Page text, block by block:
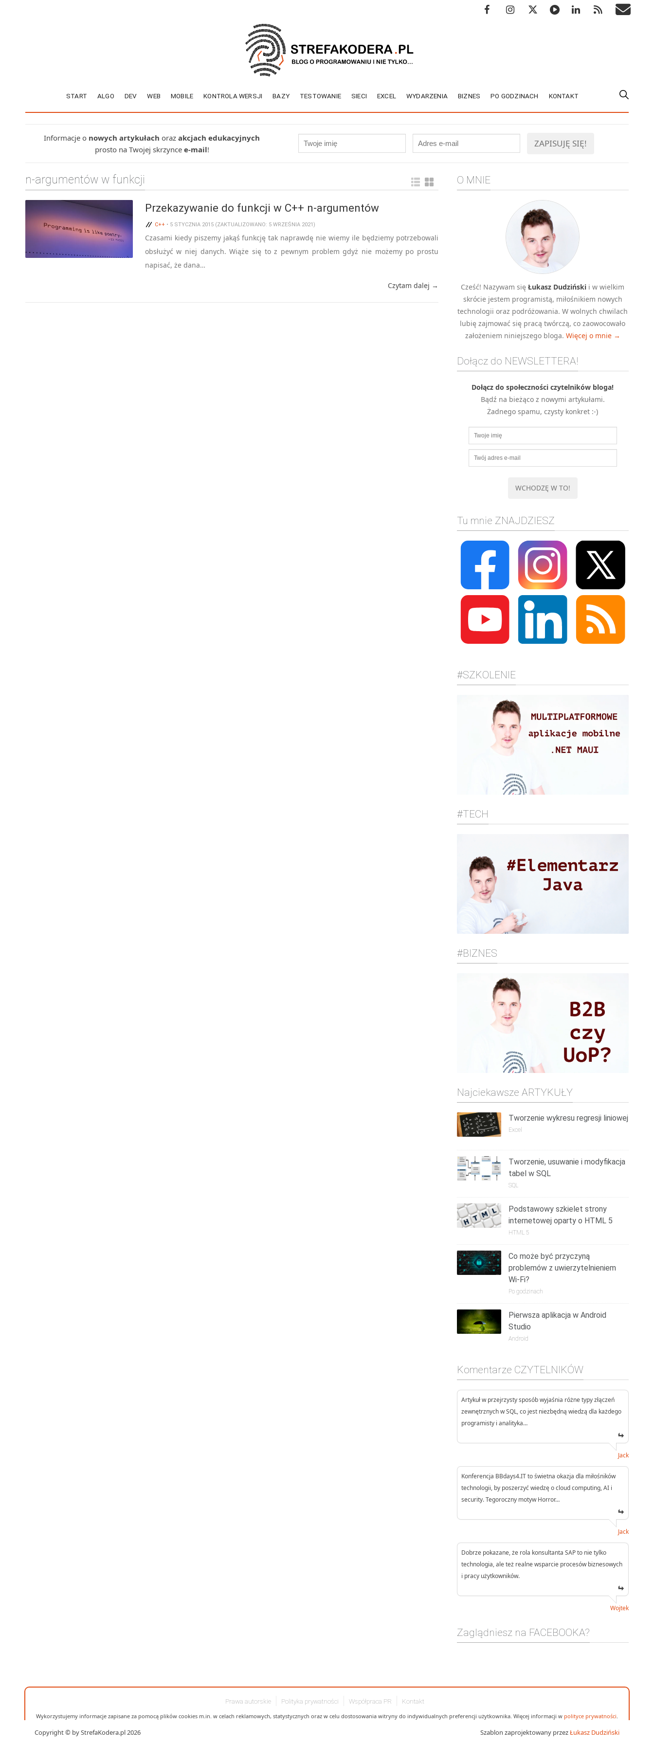
START ALGO DEV WEB MOBILE KONTROLA WERSJI BAZY TESTOWANIE SIECI EXCEL WYDARZENIA BIZNES PO GODZINACH KONTAKT
Informacje o nowych artykułach oraz akcjach edukacyjnych
prosto na Twojej skrzynce e-mail!
n-argumentów w funkcji
Przekazywanie do funkcji w C++ n-argumentów
C++• 5 STYCZNIA 2015 (ZAKTUALIZOWANO: 5 WRZEŚNIA 2021)
Czasami kiedy piszemy jakąś funkcję tak naprawdę nie wiemy ile będziemy potrzebowali
obsłużyć w niej danych. Wiąże się to z pewnym problem gdyż nie możemy po prostu
napisać, że dana…
Czytam dalej →
O MNIE
Cześć! Nazywam sięŁukasz Dudziński i w wielkim
skrócie jestem programistą, miłośnikiem nowych
technologii oraz podróżowania. W wolnych chwilach
lubię zajmować się pracą twórczą, co zaowocowało
założeniem niniejszego bloga. Więcej o mnie →
Dołącz do NEWSLETTERA!
Dołącz do społeczności czytelników bloga!
Bądź na bieżąco z nowymi artykułami.
Żadnego spamu, czysty konkret :-)
Tu mnie ZNAJDZIESZ
#SZKOLENIE
#TECH
#BIZNES
Najciekawsze ARTYKUŁY
Tworzenie wykresu regresji liniowej
Excel
Tworzenie, usuwanie i modyfikacja
tabel w SQL
SQL
Podstawowy szkielet strony
internetowej oparty o HTML 5
HTML 5
Co może być przyczyną
problemów z uwierzytelnieniem
Wi-Fi?
Po godzinach
Pierwsza aplikacja w Android
Studio
Android
Komentarze CZYTELNIKÓW
Artykuł w przejrzysty sposób wyjaśnia różne typy złączeń
zewnętrznych w SQL, co jest niezbędną wiedzą dla każdego
programisty i analityka…
Jack
Konferencja BBdays4.IT to świetna okazja dla miłośników
technologii, by poszerzyć wiedzę o cloud computing, AI i
security. Tegoroczny motyw Horror…
Jack
Dobrze pokazane, że rola konsultanta SAP to nie tylko
technologia, ale też realne wsparcie procesów biznesowych
i pracy użytkowników.
Wojtek
Zaglądniesz na FACEBOOKA?
Prawa autorskie Polityka prywatności Współpraca PR Kontakt
Wykorzystujemy informacje zapisane za pomocą plików cookies m.in. w celach reklamowych, statystycznych oraz w celu dostosowania witryny do indywidualnych preferencji użytkownika. Więcej informacji w polityce prywatności
Copyright © by StrefaKodera.pl 2026 Szablon zaprojektowany przezŁukasz Dudziński